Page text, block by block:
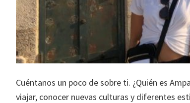
Cuéntanos un poco de sobre ti. ¿Quién es
viajar, conocer nuevas culturas y diferentes